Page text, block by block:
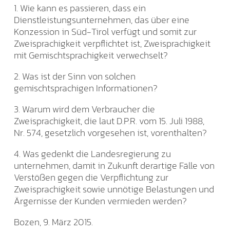
1. Wie kann es passieren, dass ein
Dienstleistungsunternehmen, das über eine
Konzession in Süd-Tirol verfügt und somit zur
Zweisprachigkeit verpflichtet ist, Zweisprachigkeit
mit Gemischtsprachigkeit verwechselt?
2. Was ist der Sinn von solchen
gemischtsprachigen Informationen?
3. Warum wird dem Verbraucher die
Zweisprachigkeit, die laut D.P.R. vom 15. Juli 1988,
Nr. 574, gesetzlich vorgesehen ist, vorenthalten?
4. Was gedenkt die Landesregierung zu
unternehmen, damit in Zukunft derartige Fälle von
Verstößen gegen die Verpflichtung zur
Zweisprachigkeit sowie unnötige Belastungen und
Ärgernisse der Kunden vermieden werden?
Bozen, 9. März 2015.